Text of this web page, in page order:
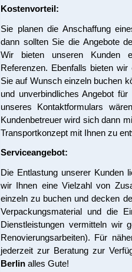
Kostenvorteil:
Sie planen die Anschaffung
dann sollten Sie die Angebote
Wir bieten unseren Kunden
Referenzen. Ebenfalls bieten
Sie auf Wunsch einzeln buchen
und unverbindliches Angebot
unseres Kontaktformulars
Kundenbetreuer wird sich dann
Transportkonzept mit Ihnen zu
Serviceangebot:
Die Entlastung unserer Kunden
wir Ihnen eine Vielzahl von
einzeln zu buchen und decken
Verpackungsmaterial und die
Dienstleistungen vermitteln wir
Renovierungsarbeiten). Für
jederzeit zur Beratung zur
Berlin alles Gute!